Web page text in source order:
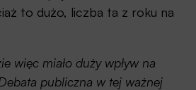
to dużo, liczba ta z roku na
więc miało duży wpływ na
publiczna w tej ważnej